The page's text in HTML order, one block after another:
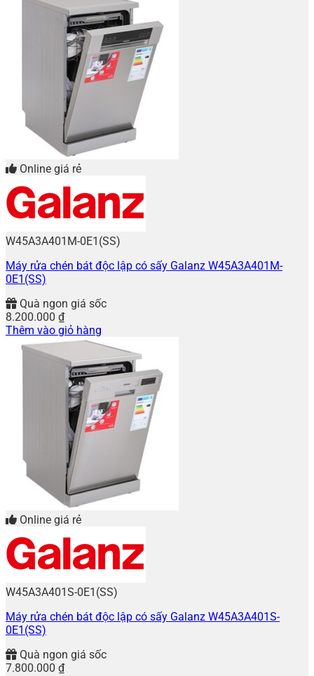
Online giá rẻ
W45A3A401M-0E1(SS)
Máy rửa chén bát độc lập có sấy Galanz W45A3A401M-
0E1(SS)
Quà ngon giá sốc
8.200.000 ₫
Thêm vào giỏ hàng
Online giá rẻ
W45A3A401S-0E1(SS)
Máy rửa chén bát độc lập có sấy Galanz W45A3A401S-
0E1(SS)
Quà ngon giá sốc
7.800.000 ₫